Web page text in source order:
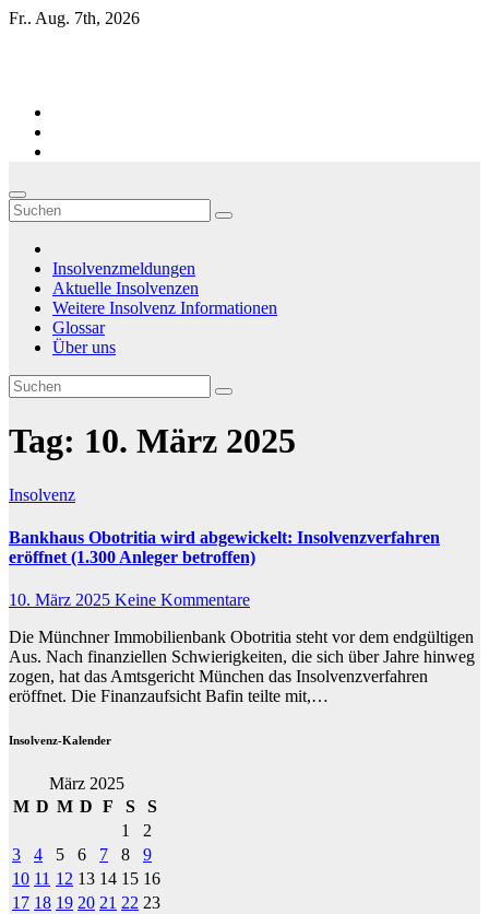
Zum
Fr.. Aug. 7th, 2026
Insolvenzmeldungen
Aktuelle Insolvenzen
Weitere Insolvenz Informationen
Glossar
Über uns
Tag: 10. März 2025
Insolvenz
Bankhaus Obotritia wird abgewickelt: Insolvenzverfahren
eröffnet (1.300 Anleger betroffen)
10. März 2025 Keine Kommentare
Die Münchner Immobilienbank Obotritia steht vor dem endgültigen
Aus. Nach finanziellen Schwierigkeiten, die sich über Jahre hinweg
zogen, hat das Amtsgericht München das Insolvenzverfahren
eröffnet. Die Finanzaufsicht Bafin teilte mit,…
Insolvenz-Kalender
März 2025
M D M D F S
S
1
2
3
4 5 6 7 8
9
10 11 12 13 14 15 16
17 18 19 20 21 22 23